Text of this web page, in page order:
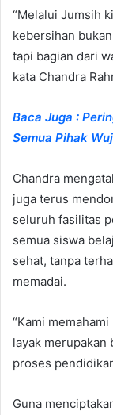
“Melalui Jumsih
kebersihan
tapi bagian dari
kata Chandra
Baca Juga :
Semua Pihak
Chandra
juga terus
seluruh fasilitas
semua siswa
sehat, tanpa
memadai.
“Kami
layak merupakan
proses
Guna